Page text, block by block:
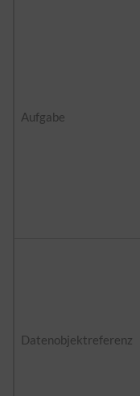
Aufgabe
Datenobjektreferenz